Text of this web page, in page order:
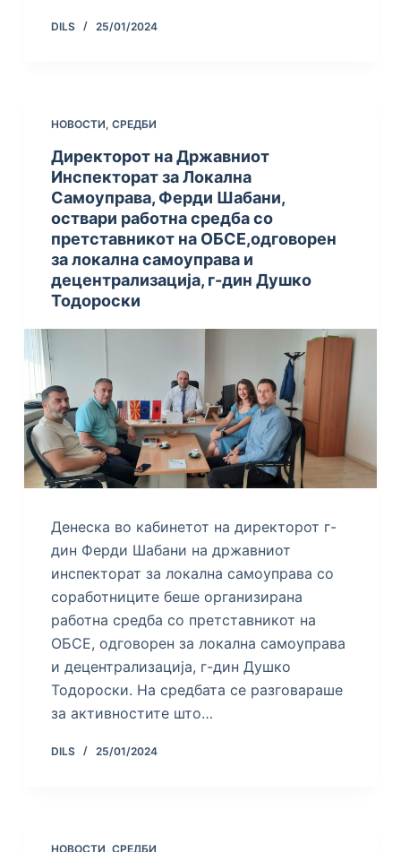
DILS 25/01/2024
НОВОСТИ, СРЕДБИ
Директорот на Државниот
Инспекторат за Локална
Самоуправа, Ферди Шабани,
оствари работна средба со
претставникот на ОБСЕ,одговорен
за локална самоуправа и
децентрализација, г-дин Душко
Тодороски
Денеска во кабинетот на директорот г-
дин Ферди Шабани на државниот
инспекторат за локална самоуправа со
соработниците беше организирана
работна средба со претставникот на
ОБСЕ, одговорен за локална самоуправа
и децентрализација, г-дин Душко
Тодороски. На средбата се разговараше
за активностите што…
DILS 25/01/2024
НОВОСТИ, СРЕДБИ